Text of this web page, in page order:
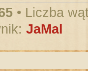
• Liczba
JaMal